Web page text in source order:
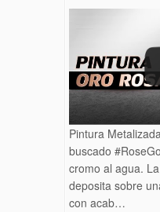
Pintura
buscado
cromo al agua.
deposita sobre
con acab…